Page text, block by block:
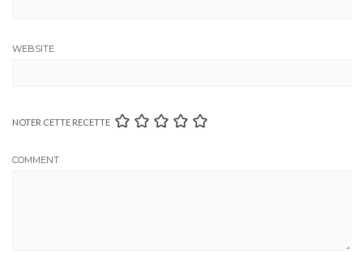
WEBSITE
NOTER CETTE RECETTE
COMMENT